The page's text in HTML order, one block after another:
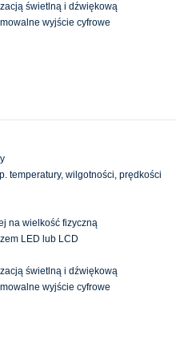
świetlną i dźwiękową
wyjście cyfrowe
temperatury, wilgotności, prędkości
na wielkość fizyczną
LED lub LCD
świetlną i dźwiękową
wyjście cyfrowe